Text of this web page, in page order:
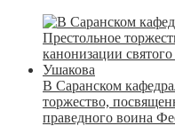
В Саранском
торжество,
праведного воина